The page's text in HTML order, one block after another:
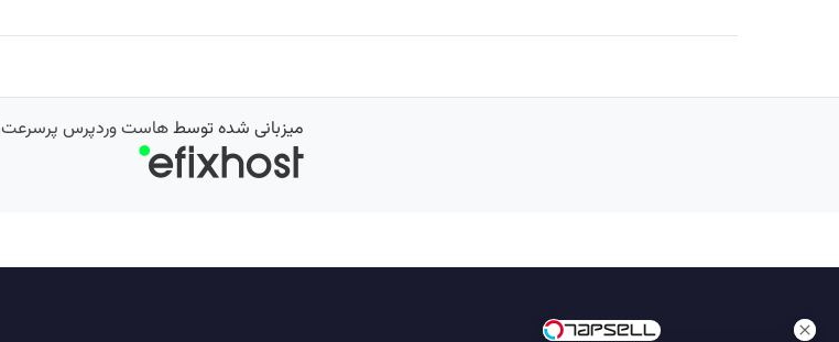
میزبانی شده توسطهاست وردپرس پرسرعت